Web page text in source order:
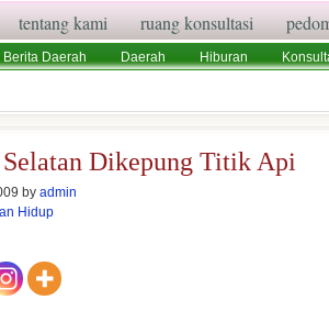
tentang kami ruang konsultasi
Berita Daerah Daerah Hiburan
Dikepung Titik Api
by admin
Hidup